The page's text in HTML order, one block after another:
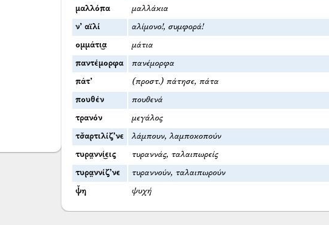
μαλλόπα μαλλάκια
ν’ αϊλί αλίμονο!, συμφορά!
ομμάτι͜α μάτια
παντέμορφα πανέμορφα
πάτ’ (προστ.) πάτησε, πάτα
πουθέν πουθενά
τρανόν μεγάλος
τσ̌αρτιλίζ’νε λάμπουν, λαμποκοπούν
τυρα̤ννί͜εις τυραννάς, ταλαιπωρείς
τυρα̤ννίζ’νε τυραννούν, ταλαιπωρούν
ψ̌η ψυχή